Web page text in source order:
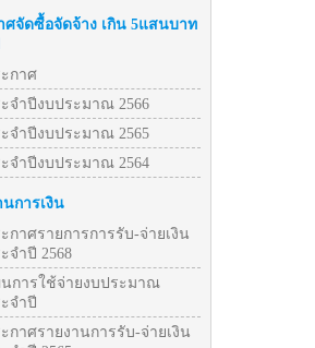
ศจัดซื้อจัดจ้าง เกิน 5แสนบาท
กาศ
จำปีงบประมาณ 2566
จำปีงบประมาณ 2565
จำปีงบประมาณ 2564
นการเงิน
กาศรายการการรับ-จ่ายเงิน
จำปี 2568
การใช้จ่ายงบประมาณ
จำปี
กาศรายงานการรับ-จ่ายเงิน